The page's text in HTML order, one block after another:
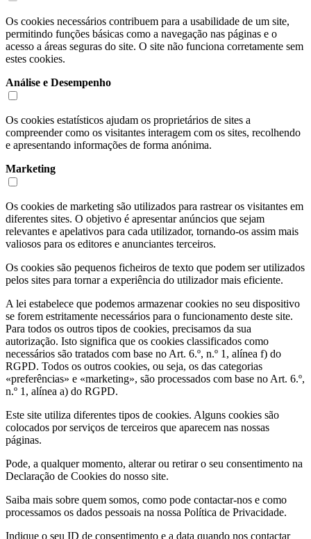
Os cookies necessários contribuem para a usabilidade de um site,
permitindo funções básicas como a navegação nas páginas e o
acesso a áreas seguras do site. O site não funciona corretamente sem
estes cookies.
Análise e Desempenho
Os cookies estatísticos ajudam os proprietários de sites a
compreender como os visitantes interagem com os sites, recolhendo
e apresentando informações de forma anónima.
Marketing
Os cookies de marketing são utilizados para rastrear os visitantes em
diferentes sites. O objetivo é apresentar anúncios que sejam
relevantes e apelativos para cada utilizador, tornando-os assim mais
valiosos para os editores e anunciantes terceiros.
Os cookies são pequenos ficheiros de texto que podem ser utilizados
pelos sites para tornar a experiência do utilizador mais eficiente.
A lei estabelece que podemos armazenar cookies no seu dispositivo
se forem estritamente necessários para o funcionamento deste site.
Para todos os outros tipos de cookies, precisamos da sua
autorização. Isto significa que os cookies classificados como
necessários são tratados com base no Art. 6.º, n.º 1, alínea f) do
RGPD. Todos os outros cookies, ou seja, os das categorias
«preferências» e «marketing», são processados com base no Art. 6.º,
n.º 1, alínea a) do RGPD.
Este site utiliza diferentes tipos de cookies. Alguns cookies são
colocados por serviços de terceiros que aparecem nas nossas
páginas.
Pode, a qualquer momento, alterar ou retirar o seu consentimento na
Declaração de Cookies do nosso site.
Saiba mais sobre quem somos, como pode contactar-nos e como
processamos os dados pessoais na nossa Política de Privacidade.
Indique o seu ID de consentimento e a data quando nos contactar